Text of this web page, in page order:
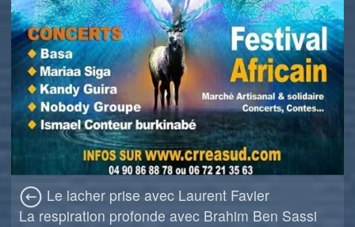
Le lacher prise avec Laurent Favier
La respiration profonde avec Brahim Ben Sassi